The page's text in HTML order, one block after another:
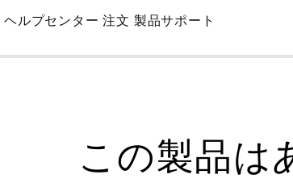
Skip
Main
ヘルプセンター 注文 製品サポート
この製品は